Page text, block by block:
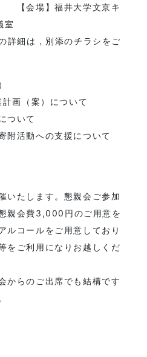
大学文京キ
室
は，別添のチラシをご
画（案）について
ついて
附活動への支援について
いたします。懇親会ご参加
親会費3,000円のご用意を
ルコールをご用意しており
をご利用になりお越しくだ
からのご出席でも結構です